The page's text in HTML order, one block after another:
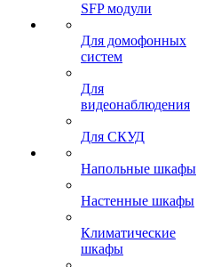
SFP модули
Для домофонных
систем
Для
видеонаблюдения
Для СКУД
Напольные шкафы
Настенные шкафы
Климатические
шкафы